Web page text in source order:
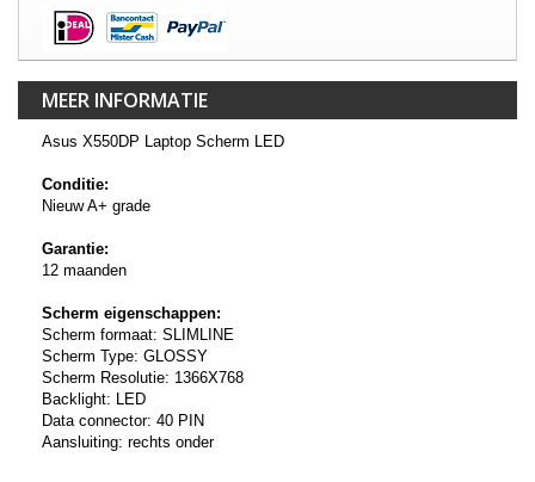
MEER INFORMATIE
Asus X550DP Laptop Scherm LED
Conditie:
Nieuw A+ grade
Garantie:
12 maanden
Scherm eigenschappen:
Scherm formaat: SLIMLINE
Scherm Type: GLOSSY
Scherm Resolutie: 1366X768
Backlight: LED
Data connector: 40 PIN
Aansluiting: rechts onder